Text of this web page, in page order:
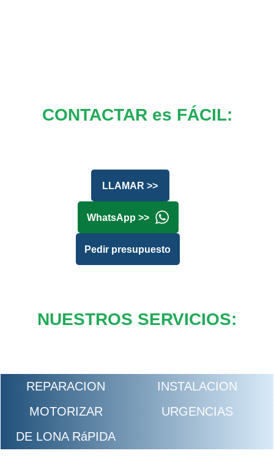
CONTACTAR es FÁCIL:
LLAMAR >>
WhatsApp >>
Pedir presupuesto
NUESTROS SERVICIOS:
REPARACION
INSTALACION
MOTORIZAR
URGENCIAS
DE LONA RáPIDA